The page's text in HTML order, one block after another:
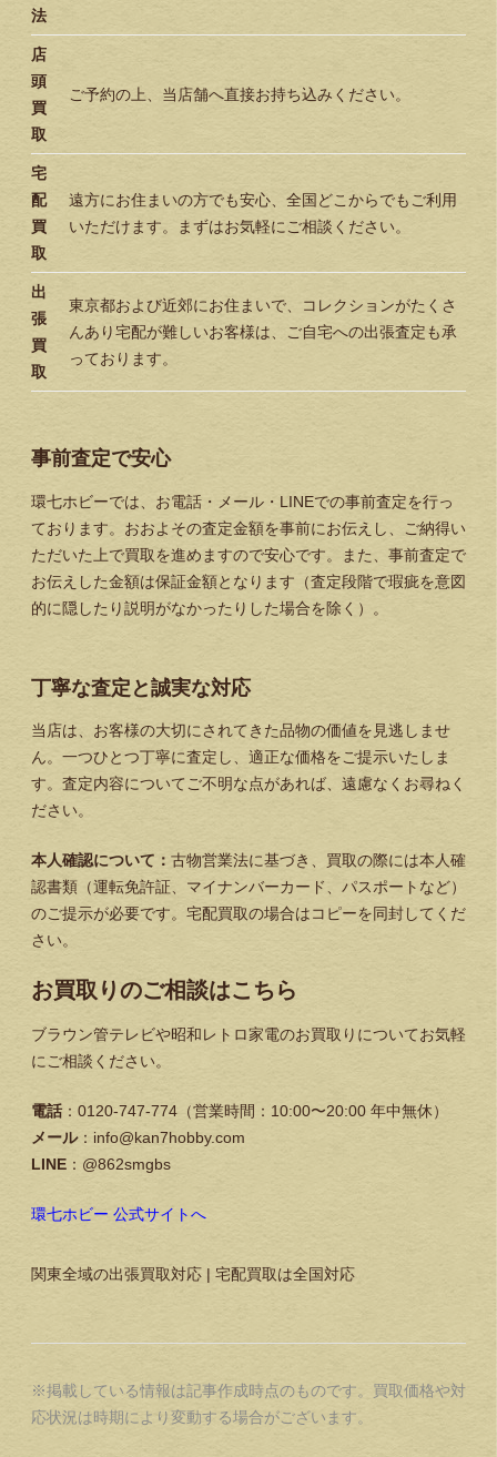
法
店
頭
買
取
ご予約の上、当店舗へ直接お持ち込みください。
宅
配
買
取
遠方にお住まいの方でも安心、全国どこからでもご利用
いただけます。まずはお気軽にご相談ください。
出
張
買
取
東京都および近郊にお住まいで、コレクションがたくさ
んあり宅配が難しいお客様は、ご自宅への出張査定も承
っております。
事前査定で安心
環七ホビーでは、お電話・メール・LINEでの事前査定を行っ
ております。おおよその査定金額を事前にお伝えし、ご納得い
ただいた上で買取を進めますので安心です。また、事前査定で
お伝えした金額は保証金額となります（査定段階で瑕疵を意図
的に隠したり説明がなかったりした場合を除く）。
丁寧な査定と誠実な対応
当店は、お客様の大切にされてきた品物の価値を見逃しませ
ん。一つひとつ丁寧に査定し、適正な価格をご提示いたしま
す。査定内容についてご不明な点があれば、遠慮なくお尋ねく
ださい。
本人確認について： 古物営業法に基づき、買取の際には本人確
認書類（運転免許証、マイナンバーカード、パスポートなど）
のご提示が必要です。宅配買取の場合はコピーを同封してくだ
さい。
お買取りのご相談はこちら
ブラウン管テレビや昭和レトロ家電のお買取りについてお気軽
にご相談ください。
電話：0120-747-774（営業時間：10:00〜20:00 年中無休）
メール：info@kan7hobby.com
LINE ：@862smgbs
環七ホビー 公式サイトへ
関東全域の出張買取対応 | 宅配買取は全国対応
※掲載している情報は記事作成時点のものです。買取価格や対
応状況は時期により変動する場合がございます。